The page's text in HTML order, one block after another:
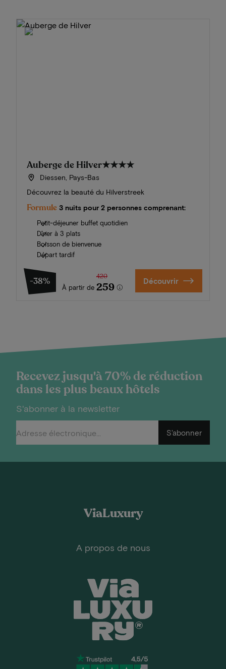
Auberge de Hilver★★★★
Diessen, Pays-Bas
Découvrez la beauté du Hilverstreek
Formule 3 nuits pour 2 personnes comprenant:
Petit-déjeuner buffet quotidien
Dîner à 3 plats
Boisson de bienvenue
Départ tardif
-38%
À partir de
420
259 Découvrir
Recevez jusqu'à 70% de réduction
dans les plus beaux hôtels
S'abonner à la newsletter
S'abonner
ViaLuxury
A propos de nous